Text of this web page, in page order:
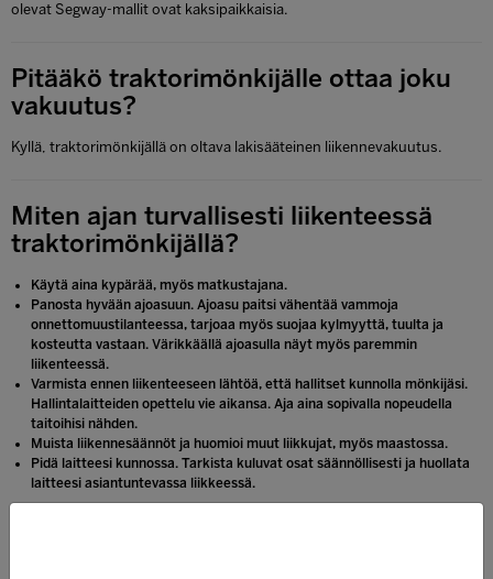
olevat Segway-mallit ovat kaksipaikkaisia.
Pitääkö traktorimönkijälle ottaa joku
vakuutus?
Kyllä, traktorimönkijällä on oltava lakisääteinen liikennevakuutus.
Miten ajan turvallisesti liikenteessä
traktorimönkijällä?
Käytä aina kypärää, myös matkustajana.
Panosta hyvään ajoasuun. Ajoasu paitsi vähentää vammoja
onnettomuustilanteessa, tarjoaa myös suojaa kylmyyttä, tuulta ja
kosteutta vastaan. Värikkäällä ajoasulla näyt myös paremmin
liikenteessä.
Varmista ennen liikenteeseen lähtöä, että hallitset kunnolla mönkijäsi.
Hallintalaitteiden opettelu vie aikansa. Aja aina sopivalla nopeudella
taitoihisi nähden.
Muista liikennesäännöt ja huomioi muut liikkujat, myös maastossa.
Pidä laitteesi kunnossa. Tarkista kuluvat osat säännöllisesti ja huollata
laitteesi asiantuntevassa liikkeessä.